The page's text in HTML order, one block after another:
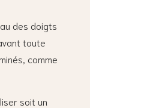
des doigts
toute
comme
soit un